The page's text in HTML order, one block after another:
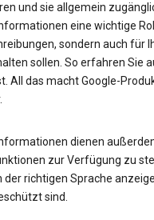
und sie allgemein
eine wichtige
sondern auch für
sollen. So erfahren Sie
All das macht Google-
dienen
zur Verfügung zu
der richtigen Sprache
sind.